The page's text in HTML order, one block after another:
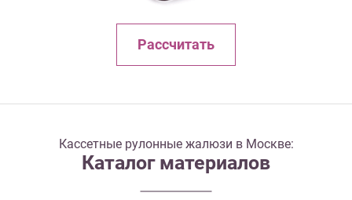
Рассчитать
Кассетные рулонные жалюзи в Москве:
Каталог материалов